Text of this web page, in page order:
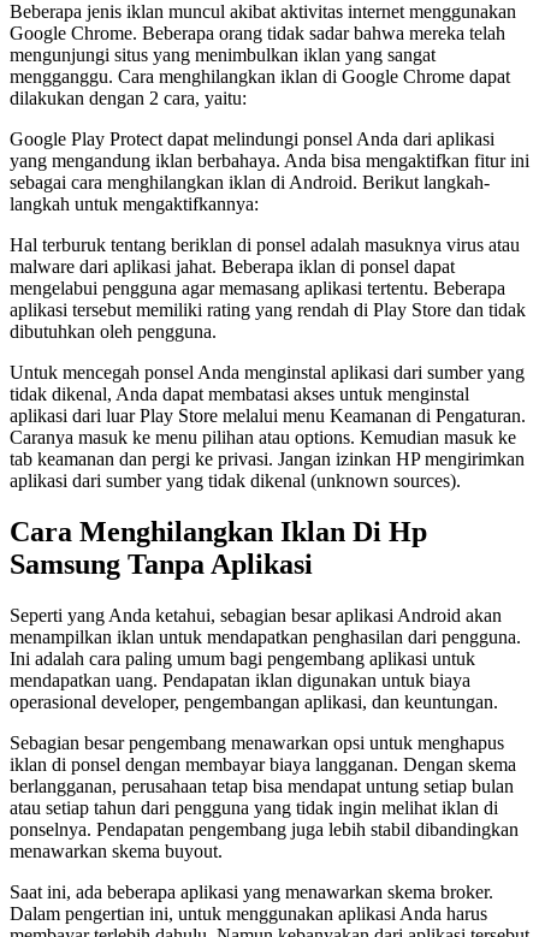
Beberapa jenis iklan muncul akibat aktivitas internet menggunakan
Google Chrome. Beberapa orang tidak sadar bahwa mereka telah
mengunjungi situs yang menimbulkan iklan yang sangat
mengganggu. Cara menghilangkan iklan di Google Chrome dapat
dilakukan dengan 2 cara, yaitu:
Google Play Protect dapat melindungi ponsel Anda dari aplikasi
yang mengandung iklan berbahaya. Anda bisa mengaktifkan fitur ini
sebagai cara menghilangkan iklan di Android. Berikut langkah-
langkah untuk mengaktifkannya:
Hal terburuk tentang beriklan di ponsel adalah masuknya virus atau
malware dari aplikasi jahat. Beberapa iklan di ponsel dapat
mengelabui pengguna agar memasang aplikasi tertentu. Beberapa
aplikasi tersebut memiliki rating yang rendah di Play Store dan tidak
dibutuhkan oleh pengguna.
Untuk mencegah ponsel Anda menginstal aplikasi dari sumber yang
tidak dikenal, Anda dapat membatasi akses untuk menginstal
aplikasi dari luar Play Store melalui menu Keamanan di Pengaturan.
Caranya masuk ke menu pilihan atau options. Kemudian masuk ke
tab keamanan dan pergi ke privasi. Jangan izinkan HP mengirimkan
aplikasi dari sumber yang tidak dikenal (unknown sources).
Cara Menghilangkan Iklan Di Hp
Samsung Tanpa Aplikasi
Seperti yang Anda ketahui, sebagian besar aplikasi Android akan
menampilkan iklan untuk mendapatkan penghasilan dari pengguna.
Ini adalah cara paling umum bagi pengembang aplikasi untuk
mendapatkan uang. Pendapatan iklan digunakan untuk biaya
operasional developer, pengembangan aplikasi, dan keuntungan.
Sebagian besar pengembang menawarkan opsi untuk menghapus
iklan di ponsel dengan membayar biaya langganan. Dengan skema
berlangganan, perusahaan tetap bisa mendapat untung setiap bulan
atau setiap tahun dari pengguna yang tidak ingin melihat iklan di
ponselnya. Pendapatan pengembang juga lebih stabil dibandingkan
menawarkan skema buyout.
Saat ini, ada beberapa aplikasi yang menawarkan skema broker.
Dalam pengertian ini, untuk menggunakan aplikasi Anda harus